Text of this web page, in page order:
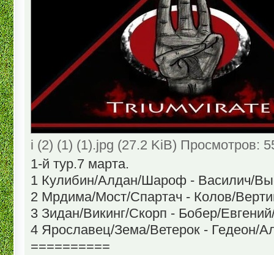
i (2) (1) (1).jpg (27.2 KiB) Просмотров:
1-й тур.7 марта.
1 Кулибин/Алдан/Шароф - Василич/
2 Мрдима/Мост/Спартач - Колов/
3 Зидан/Викинг/Скорп - Бобер/
4 Ярославец/Зема/Ветерок - Гедеон/
==========